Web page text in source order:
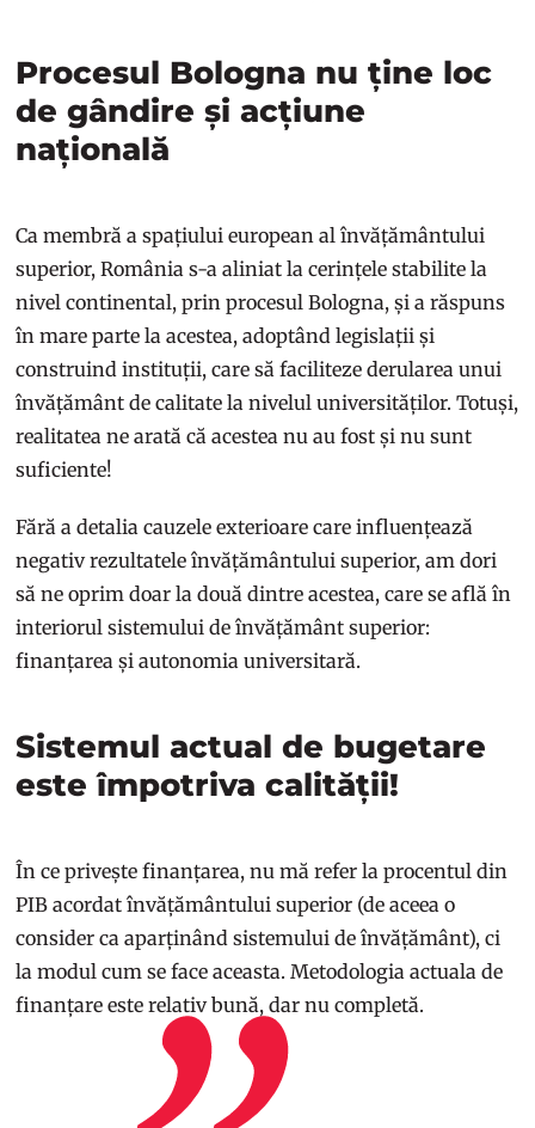
Procesul Bologna nu ține loc
de gândire și acțiune
națională
Ca membră a spațiului european al învățământului
superior, România s-a aliniat la cerințele stabilite la
nivel continental, prin procesul Bologna, și a răspuns
în mare parte la acestea, adoptând legislații și
construind instituții, care să faciliteze derularea unui
învățământ de calitate la nivelul universităților. Totuși,
realitatea ne arată că acestea nu au fost și nu sunt
suficiente!
Fără a detalia cauzele exterioare care influențează
negativ rezultatele învățământului superior, am dori
să ne oprim doar la două dintre acestea, care se află în
interiorul sistemului de învățământ superior:
finanțarea și autonomia universitară.
Sistemul actual de bugetare
este împotriva calității!
În ce privește finanțarea, nu mă refer la procentul din
PIB acordat învățământului superior (de aceea o
consider ca aparținând sistemului de învățământ), ci
la modul cum se face aceasta. Metodologia actuala de
finanțare este relativ bună, dar nu completă.